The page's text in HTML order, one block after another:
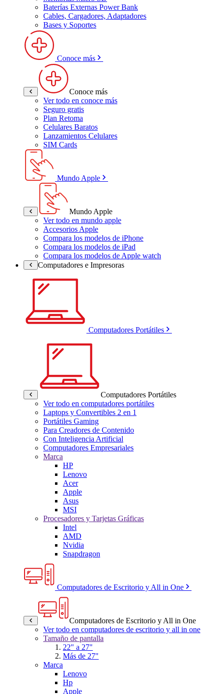
Baterías Externas Power Bank
Cables, Cargadores, Adaptadores
Bases y Soportes
Conoce más
Conoce más
Ver todo en conoce más
Seguro gratis
Plan Retoma
Celulares Baratos
Lanzamientos Celulares
SIM Cards
Mundo Apple
Mundo Apple
Ver todo en mundo apple
Accesorios Apple
Compara los modelos de iPhone
Compara los modelos de iPad
Compara los modelos de Apple watch
Computadores e Impresoras
Computadores Portátiles
Computadores Portátiles
Ver todo en computadores portátiles
Laptops y Convertibles 2 en 1
Portátiles Gaming
Para Creadores de Contenido
Con Inteligencia Artificial
Computadores Empresariales
Marca
HP
Lenovo
Acer
Apple
Asus
MSI
Procesadores y Tarjetas Gráficas
Intel
AMD
Nvidia
Snapdragon
Computadores de Escritorio y All in One
Computadores de Escritorio y All in One
Ver todo en computadores de escritorio y all in one
Tamaño de pantalla
22" a 27"
Más de 27"
Marca
Lenovo
Hp
Apple